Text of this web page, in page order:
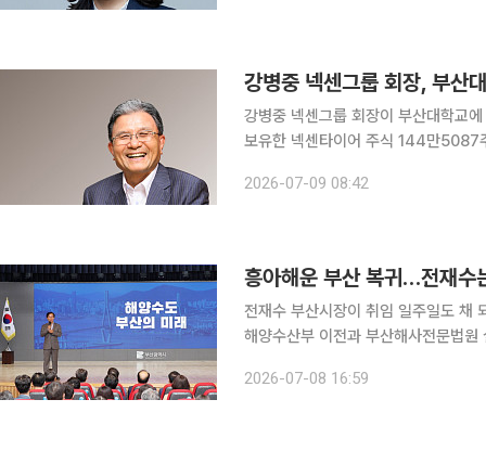
강병중 넥센그룹 회장, 부산
강병중 넥센그룹 회장이 부산대학교에 사재 100억원을
보유한 넥센타이어 주식 144만5087
한 역할을 하는 시기에 부산대에 도움
2026-07-09 08:42
흥아해운 부산 복귀…전재수
전재수 부산시장이 취임 일주일도 채
해양수산부 이전과 부산해사전문법
서울로 올라가 장금상선 회장을 만났
2026-07-08 16:59